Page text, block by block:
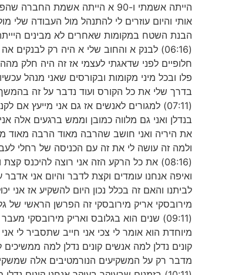
אותי והיום עוזרים לי להתנהל מול העבודה
הבנת השטח במקומות שאחרים לא מבינים
(06:16) לבנק א והחוב שלי א היה רק
חלופיים לפני שדאגתי לעצמי אז זה היה חלק
פלו ובכל מיני מקומות ובקורסים שאני מנהל
בדרך שלי את כל הקורס ועוד נדבר על זה
(07:11) למגורים לאנשים אז גם אני
בנדלן ואני גם מלווה כמובן וממש ברגעים אלה
את היריה ואני חושב שהרבה מאוד הרבה מאוד
ולמה זה עושה לי את זה עם הכניסה של רחלי
(08:16) את כל הרקע הזה אני רוצה
ואיפה אנחנו עומדים וקצת לדבר והיום אני
לביתנו והאם זה בכלל נכון היום להשקיע אז
מירובסקי אריק מירובסקי זה הפרשן הראשי של
(09:11) שנים הוא בגלובס ואריק
מיוחדת הוא אומר לי צכי אני חייב שתסביר לי
קונים נדלן למה אנשים קונים נדלן למה
מדבר רק על המשקיעים הנורמטיבים אלה